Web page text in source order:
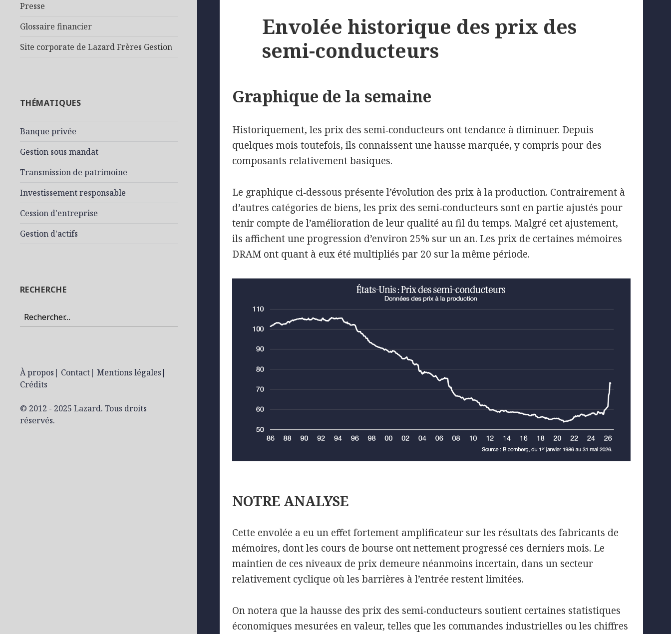
Presse
Glossaire financier
Site corporate de Lazard Frères Gestion
THÉMATIQUES
Banque privée
Gestion sous mandat
Transmission de patrimoine
Investissement responsable
Cession d'entreprise
Gestion d'actifs
RECHERCHE
Rechercher :
À propos | Contact| Mentions légales |
Crédits
© 2012 - 2025 Lazard. Tous droits
réservés.
Envolée historique des prix des
semi-conducteurs
Graphique de la semaine
Historiquement, les prix des semi‑conducteurs ont tendance à diminuer. Depuis
quelques mois toutefois, ils connaissent une hausse marquée, y compris pour des
composants relativement basiques.
Le graphique ci‑dessous présente l’évolution des prix à la production. Contrairement à
d’autres catégories de biens, les prix des semi‑conducteurs sont en partie ajustés pour
tenir compte de l’amélioration de leur qualité au fil du temps. Malgré cet ajustement,
ils affichent une progression d’environ 25% sur un an. Les prix de certaines mémoires
DRAM ont quant à eux été multipliés par 20 sur la même période.
NOTRE ANALYSE
Cette envolée a eu un effet fortement amplificateur sur les résultats des fabricants de
mémoires, dont les cours de bourse ont nettement progressé ces derniers mois. Le
maintien de ces niveaux de prix demeure néanmoins incertain, dans un secteur
relativement cyclique où les barrières à l’entrée restent limitées.
On notera que la hausse des prix des semi‑conducteurs soutient certaines statistiques
économiques mesurées en valeur, telles que les commandes industrielles ou les chiffres